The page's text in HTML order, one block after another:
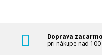
Doprava zadarmo
pri nákupe nad 100